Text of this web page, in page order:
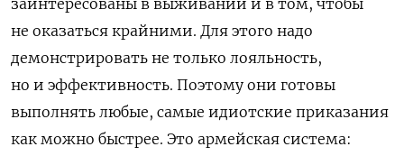
заинтересованы в выживании и в том, чтобы
не оказаться крайними. Для этого надо
демонстрировать не только лояльность,
но и эффективность. Поэтому они готовы
выполнять любые, самые идиотские приказания
как можно быстрее. Это армейская система: